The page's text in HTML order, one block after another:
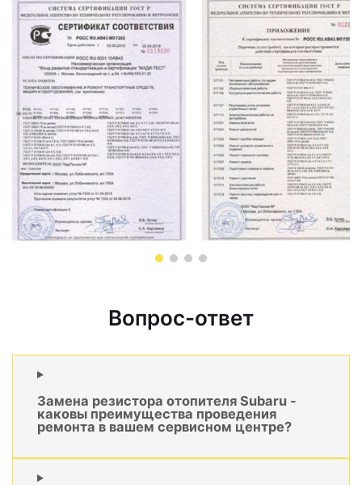
Вопрос-ответ
Замена резистора отопителя Subaru -
каковы преимущества проведения
ремонта в вашем сервисном центре?